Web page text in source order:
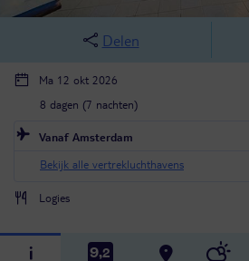
Delen
Ma 12 okt 2026
8 dagen (7 nachten)
Vanaf Amsterdam
Bekijk alle vertrekluchthavens
Logies
9,2